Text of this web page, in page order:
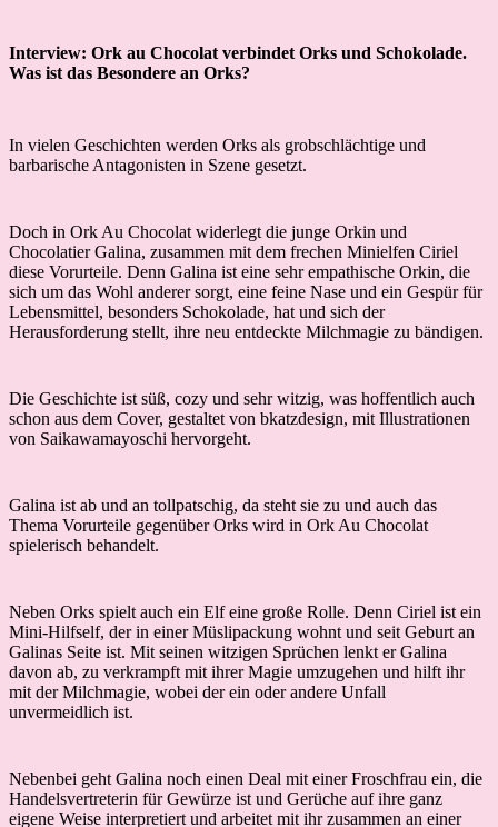
Interview: Ork au Chocolat verbindet Orks und Schokolade.
Was ist das Besondere an Orks?
In vielen Geschichten werden Orks als grobschlächtige und
barbarische Antagonisten in Szene gesetzt.
Doch in Ork Au Chocolat widerlegt die junge Orkin und
Chocolatier Galina, zusammen mit dem frechen Minielfen Ciriel
diese Vorurteile. Denn Galina ist eine sehr empathische Orkin, die
sich um das Wohl anderer sorgt, eine feine Nase und ein Gespür für
Lebensmittel, besonders Schokolade, hat und sich der
Herausforderung stellt, ihre neu entdeckte Milchmagie zu bändigen.
Die Geschichte ist süß, cozy und sehr witzig, was hoffentlich auch
schon aus dem Cover, gestaltet von bkatzdesign, mit Illustrationen
von Saikawamayoschi hervorgeht.
Galina ist ab und an tollpatschig, da steht sie zu und auch das
Thema Vorurteile gegenüber Orks wird in Ork Au Chocolat
spielerisch behandelt.
Neben Orks spielt auch ein Elf eine große Rolle. Denn Ciriel ist ein
Mini-Hilfself, der in einer Müslipackung wohnt und seit Geburt an
Galinas Seite ist. Mit seinen witzigen Sprüchen lenkt er Galina
davon ab, zu verkrampft mit ihrer Magie umzugehen und hilft ihr
mit der Milchmagie, wobei der ein oder andere Unfall
unvermeidlich ist.
Nebenbei geht Galina noch einen Deal mit einer Froschfrau ein, die
Handelsvertreterin für Gewürze ist und Gerüche auf ihre ganz
eigene Weise interpretiert und arbeitet mit ihr zusammen an einer